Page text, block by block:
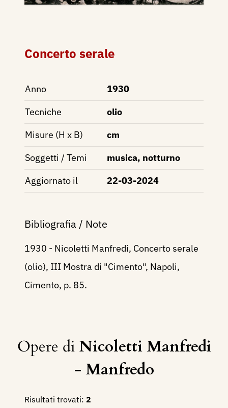
Concerto serale
Anno
1930
Tecniche
olio
Misure (H x B)
cm
Soggetti / Temi
musica, notturno
Aggiornato il
22-03-2024
Bibliografia / Note
1930 - Nicoletti Manfredi, Concerto serale
(olio), III Mostra di "Cimento", Napoli,
Cimento, p. 85.
Opere di Nicoletti Manfredi
- Manfredo
Risultati trovati: 2